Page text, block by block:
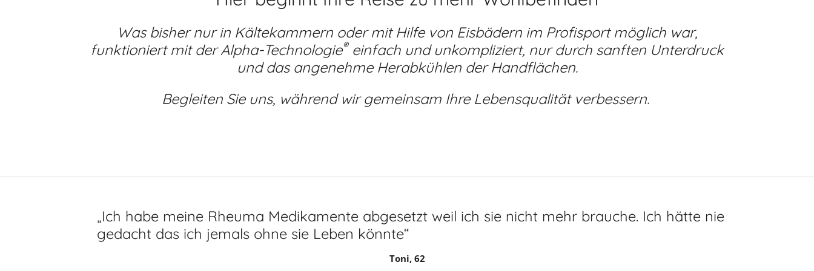
Was bisher nur in Kältekammern oder mit Hilfe von Eisbädern im Profisport möglich war,
funktioniert mit der Alpha-Technologie®einfach und unkompliziert, nur durch sanften Unterdruck
und das angenehme Herabkühlen der Handflächen.
Begleiten Sie uns, während wir gemeinsam Ihre Lebensqualität verbessern.
„Ich habe meine Rheuma Medikamente abgesetzt weil ich sie nicht mehr brauche. Ich hätte nie
gedacht das ich jemals ohne sie Leben könnte“
Toni, 62